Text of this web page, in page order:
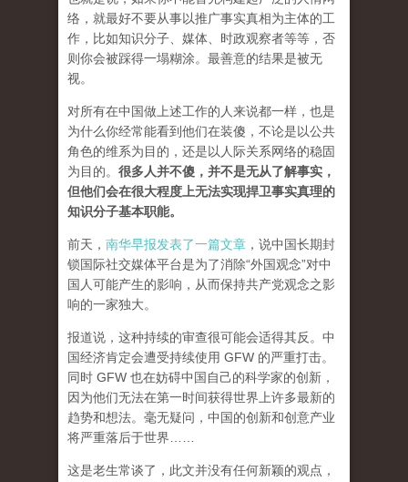
络，就最好不要从事以推广事实真相为主体的工
作，比如知识分子、媒体、时政观察者等等，否
则你会被踩得一塌糊涂。最善意的结果是被无
视。
对所有在中国做上述工作的人来说都一样，也是
为什么你经常能看到他们在装傻，不论是以公共
角色的维系为目的，还是以人际关系网络的稳固
为目的。 很多人并不傻，并不是无从了解事实，
但他们会在很大程度上无法实现捍卫事实真理的
知识分子基本职能。
前天， 南华早报发表了一篇文章 ，说中国长期封
锁国际社交媒体平台是为了消除“外国观念”对中
国人可能产生的影响，从而保持共产党观念之影
响的一家独大。
报道说，这种持续的审查很可能会适得其反。中
国经济肯定会遭受持续使用 GFW 的严重打击。
同时 GFW 也在妨碍中国自己的科学家的创新，
因为他们无法在第一时间获得世界上许多最新的
趋势和想法。毫无疑问，中国的创新和创意产业
将严重落后于世界……
这是老生常谈了，此文并没有任何新颖的观点，